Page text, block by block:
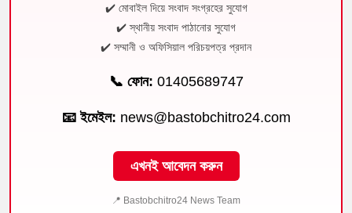
✔️ মোবাইল দিয়ে সংবাদ সংগ্রহের সুযোগ
✔️ স্থানীয় সংবাদ পাঠানোর সুযোগ
✔️ সম্মানী ও অফিসিয়াল পরিচয়পত্র প্রদান
📞 ফোন: 01405689747
📧 ইমেইল: news@bastobchitro24.com
এখনই আবেদন করুন
📍 Bastobchitro24 News Team